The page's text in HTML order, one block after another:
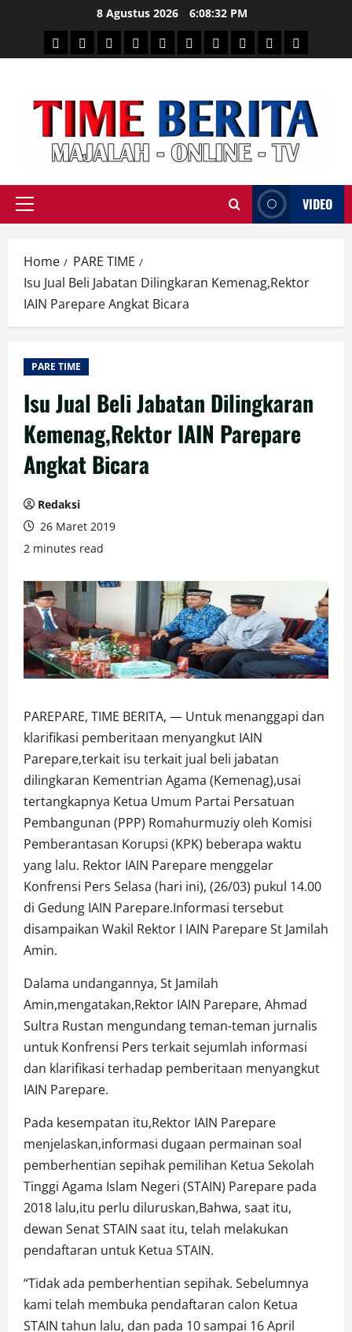
content
8 Agustus 2026 6:08:33 PM
HEADLINE
PARESULSELBAR
POLITIKHUKRIMNASIONAL
PENKESSPORTAINMENT
DUNIAMEDSOS
Primary
VIDEO
Home
PARE TIME
Isu Jual Beli Jabatan Dilingkaran Kemenag,Rektor
IAIN Parepare Angkat Bicara
PARE TIME
Isu Jual Beli Jabatan Dilingkaran
Kemenag,Rektor IAIN Parepare
Angkat Bicara
Redaksi
26 Maret 2019
2 minutes read
PAREPARE, TIME BERITA, — Untuk menanggapi dan
klarifikasi pemberitaan menyangkut IAIN
Parepare,terkait isu terkait jual beli jabatan
dilingkaran Kementrian Agama (Kemenag),usai
tertangkapnya Ketua Umum Partai Persatuan
Pembangunan (PPP) Romahurmuziy oleh Komisi
Pemberantasan Korupsi (KPK) beberapa waktu
yang lalu. Rektor IAIN Parepare menggelar
Konfrensi Pers Selasa (hari ini), (26/03) pukul 14.00
di Gedung IAIN Parepare.Informasi tersebut
disampaikan Wakil Rektor I IAIN Parepare St Jamilah
Amin.
Dalama undangannya, St Jamilah
Amin,mengatakan,Rektor IAIN Parepare, Ahmad
Sultra Rustan mengundang teman-teman jurnalis
untuk Konfrensi Pers terkait sejumlah informasi
dan klarifikasi terhadap pemberitaan menyangkut
IAIN Parepare.
Pada kesempatan itu,Rektor IAIN Parepare
menjelaskan,informasi dugaan permainan soal
pemberhentian sepihak pemilihan Ketua Sekolah
Tinggi Agama Islam Negeri (STAIN) Parepare pada
2018 lalu,itu perlu diluruskan,Bahwa, saat itu,
dewan Senat STAIN saat itu, telah melakukan
pendaftaran untuk Ketua STAIN.
“Tidak ada pemberhentian sepihak. Sebelumnya
kami telah membuka pendaftaran calon Ketua
STAIN tahun lalu, dan pada 10 sampai 16 April